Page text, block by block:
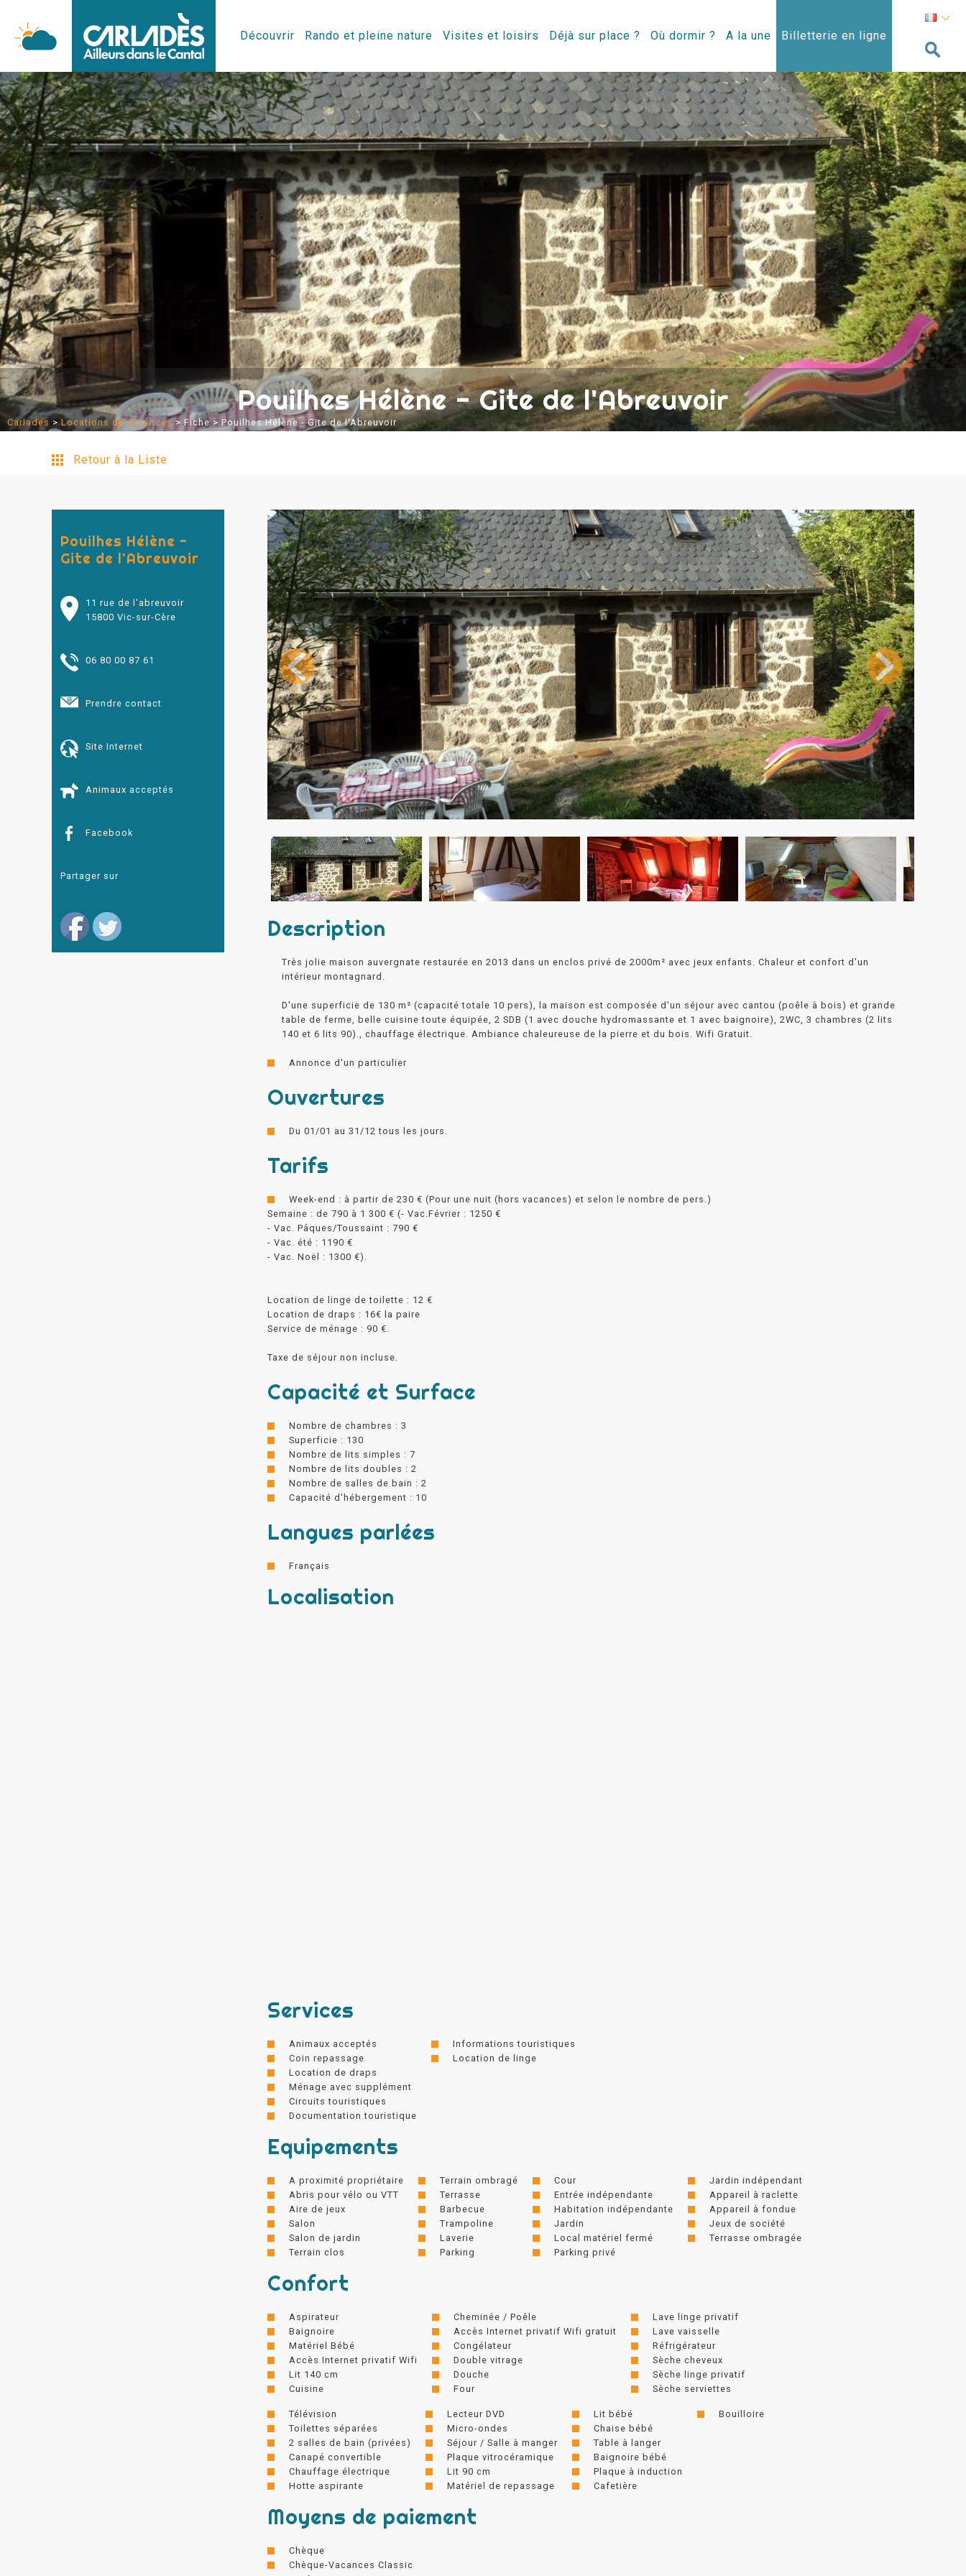
Découvrir Rando et pleine nature Visites et loisirs Déjà sur place ? Où dormir ? A la une Billetterie en ligne
Pouilhes Hélène - Gite de l'Abreuvoir
Carlades > Locations de vacances>Fiche> Pouilhes Hélène - Gite de l'Abreuvoir
Retour à la Liste
Pouilhes Hélène -
Gite de l'Abreuvoir
11 rue de l'abreuvoir
15800 Vic-sur-Cère
06 80 00 87 61
Prendre contact
Site Internet
Animaux acceptés
Facebook
Partager sur
Description
Très jolie maison auvergnate restaurée en 2013 dans un enclos privé de 2000m² avec jeux enfants. Chaleur et confort d'un
intérieur montagnard.
D'une superficie de 130 m² (capacité totale 10 pers), la maison est composée d'un séjour avec cantou (poêle à bois) et grande
table de ferme, belle cuisine toute équipée, 2 SDB (1 avec douche hydromassante et 1 avec baignoire), 2WC, 3 chambres (2 lits
140 et 6 lits 90)., chauffage électrique. Ambiance chaleureuse de la pierre et du bois. Wifi Gratuit.
Annonce d'un particulier
Ouvertures
Du 01/01 au 31/12 tous les jours.
Tarifs
Week-end : à partir de 230 € (Pour une nuit (hors vacances) et selon le nombre de pers.)
Semaine : de 790 à 1 300 € (- Vac.Février : 1250 €
- Vac. Pâques/Toussaint : 790 €
- Vac. été : 1190 €
- Vac. Noël : 1300 €).
Location de linge de toilette : 12 €
Location de draps : 16€ la paire
Service de ménage : 90 €.
Taxe de séjour non incluse.
Capacité et Surface
Nombre de chambres : 3
Superficie : 130
Nombre de lits simples : 7
Nombre de lits doubles : 2
Nombre de salles de bain : 2
Capacité d'hébergement : 10
Langues parlées
Français
Localisation
Services
Animaux acceptés
Coin repassage
Location de draps
Ménage avec supplément
Circuits touristiques
Documentation touristique
Informations touristiques
Location de linge
Equipements
A proximité propriétaire
Abris pour vélo ou VTT
Aire de jeux
Salon
Salon de jardin
Terrain clos
Terrain ombragé
Terrasse
Barbecue
Trampoline
Laverie
Parking
Cour
Entrée indépendante
Habitation indépendante
Jardin
Local matériel fermé
Parking privé
Jardin indépendant
Appareil à raclette
Appareil à fondue
Jeux de société
Terrasse ombragée
Confort
Aspirateur
Baignoire
Matériel Bébé
Accès Internet privatif Wifi
Lit 140 cm
Cuisine
Cheminée / Poêle
Accès Internet privatif Wifi gratuit
Congélateur
Double vitrage
Douche
Four
Lave linge privatif
Lave vaisselle
Réfrigérateur
Sèche cheveux
Sèche linge privatif
Sèche serviettes
Télévision
Toilettes séparées
2 salles de bain (privées)
Canapé convertible
Chauffage électrique
Hotte aspirante
Lecteur DVD
Micro-ondes
Séjour / Salle à manger
Plaque vitrocéramique
Lit 90 cm
Matériel de repassage
Lit bébé
Chaise bébé
Table à langer
Baignoire bébé
Plaque à induction
Cafetière
Bouilloire
Moyens de paiement
Chèque
Chèque-Vacances Classic